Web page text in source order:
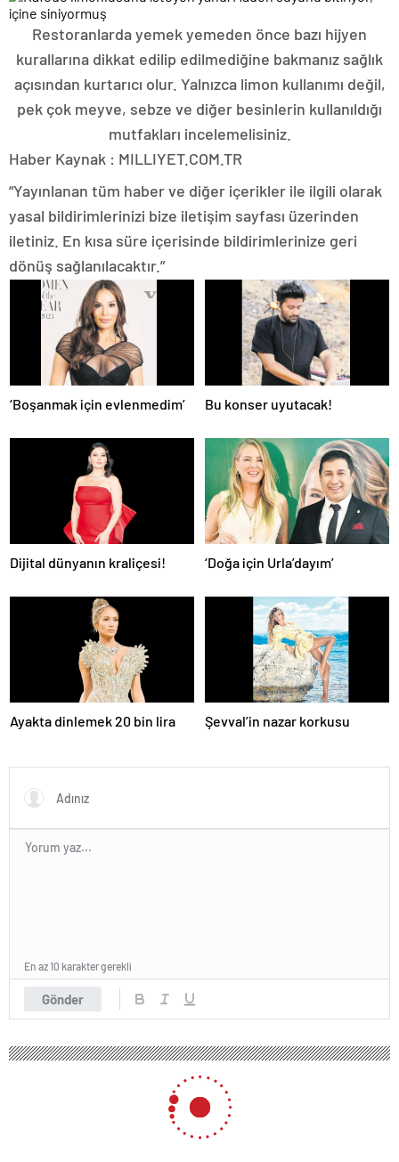
Restoranlarda yemek yemeden önce bazı hijyen
kurallarına dikkat edilip edilmediğine bakmanız sağlık
açısından kurtarıcı olur. Yalnızca limon kullanımı değil,
pek çok meyve, sebze ve diğer besinlerin kullanıldığı
mutfakları incelemelisiniz.
Haber Kaynak : MILLIYET.COM.TR
“Yayınlanan tüm haber ve diğer içerikler ile ilgili olarak
yasal bildirimlerinizi bize iletişim sayfası üzerinden
iletiniz. En kısa süre içerisinde bildirimlerinize geri
dönüş sağlanılacaktır.”
‘Boşanmak için evlenmedim’ Bu konser uyutacak!
Dijital dünyanın kraliçesi! ‘Doğa için Urla’dayım’
Ayakta dinlemek 20 bin lira Şevval’in nazar korkusu
Gönder
En az 10 karakter gerekli